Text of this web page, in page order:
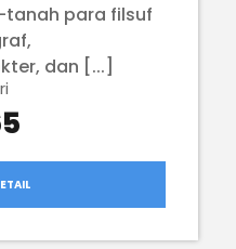
tanah para filsuf
dan [...]